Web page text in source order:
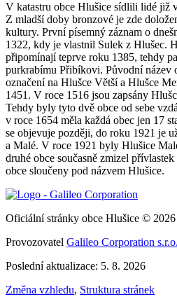
V katastru obce Hlušice sídlili lidé již
Z mladší doby bronzové je zde
kultury. První písemný záznam o
1322, kdy je vlastnil Sulek z Hlušec.
připomínají teprve roku 1385, tehdy
purkrabímu Přibíkovi. Původní název
označení na Hlušce Větší a Hlušce
1451. V roce 1516 jsou zapsány
Tehdy byly tyto dvě obce od sebe
v roce 1654 měla každá obec jen 17
se objevuje později, do roku 1921 je
a Malé. V roce 1921 byly Hlušice
druhé obce současně zmizel
obce sloučeny pod názvem Hlušice.
Oficiální stránky obce Hlušice © 2026
Provozovatel Galileo Corporation s.r.o.
Poslední aktualizace: 5. 8. 2026
Změna vzhledu, Struktura stránek